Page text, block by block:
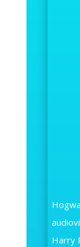
Harry